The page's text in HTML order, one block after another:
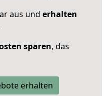
aus und erhalten
sparen, das
erhalten